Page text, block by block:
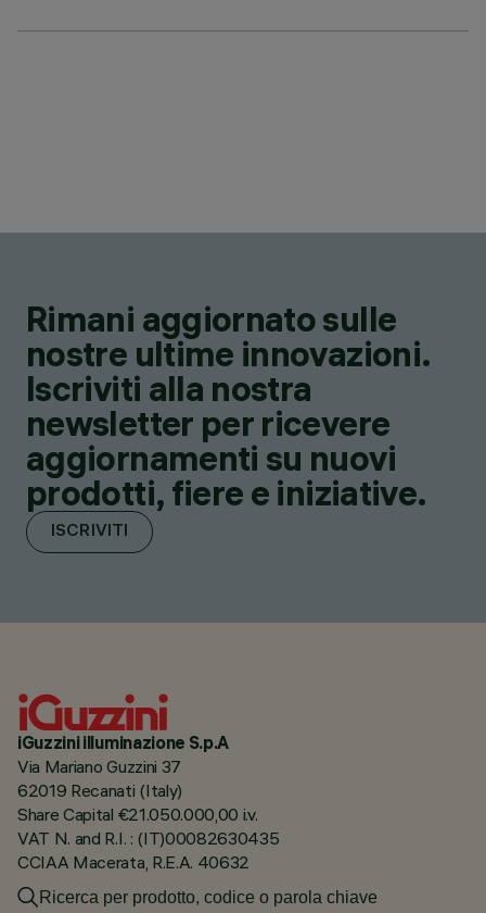
Rimani aggiornato sulle
nostre ultime innovazioni.
Iscriviti alla nostra
newsletter per ricevere
aggiornamenti su nuovi
prodotti, fiere e iniziative.
ISCRIVITI
iGuzzini illuminazione S.p.A
Via Mariano Guzzini 37
62019 Recanati (Italy)
Share Capital €21.050.000,00 i.v.
VAT N. and R.I. : (IT)00082630435
CCIAA Macerata, R.E.A. 40632